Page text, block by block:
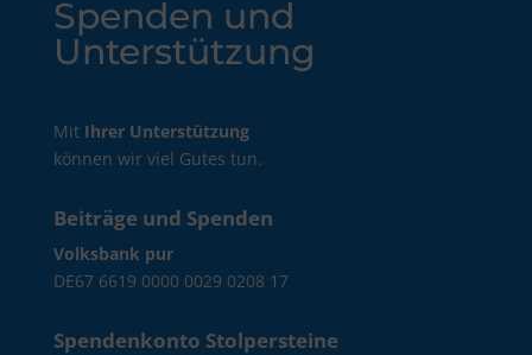
Spenden und
Unterstützung
Mit Ihrer Unter­stützung
können wir viel Gutes tun.
Beiträge und Spenden
Volksbank pur
DE67 6619 0000 0029 0208 17
Spendenkonto Stolpersteine